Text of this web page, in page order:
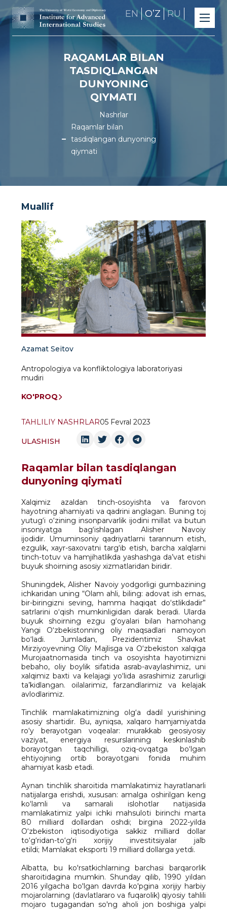
EN OʼZ RU
RAQAMLAR BILAN
TASDIQLANGAN
DUNYONING
QIYMATI
Nashrlar
Raqamlar bilan
tasdiqlangan dunyoning
qiymati
Muallif
Azamat Seitov
Antropologiya va konfliktologiya laboratoriyasi
mudiri
KO'PROQ
TAHLILIY NASHRLAR05 Fevral 2023
ULASHISH
Raqamlar bilan tasdiqlangan
dunyoning qiymati
Xalqimiz azaldan tinch-osoyishta va farovon
hayotning ahamiyati va qadrini anglagan. Buning toj
yutug‘i o‘zining insonparvarlik ijodini millat va butun
insoniyatga bag‘ishlagan Alisher Navoiy
ijodidir. Umuminsoniy qadriyatlarni tarannum etish,
ezgulik, xayr-saxovatni targ‘ib etish, barcha xalqlarni
tinch-totuv va hamjihatlikda yashashga da’vat etishi
buyuk shoirning asosiy xizmatlaridan biridir.
Shuningdek, Alisher Navoiy yodgorligi gumbazining
ichkaridan uning “Olam ahli, biling: adovat ish emas,
bir-biringizni seving, hamma haqiqat do‘stlikdadir”
satrlarini o‘qish mumkinligidan darak beradi. Ularda
buyuk shoirning ezgu g‘oyalari bilan hamohang
Yangi O‘zbekistonning oliy maqsadlari namoyon
bo‘ladi. Jumladan, Prezidentimiz Shavkat
Mirziyoyevning Oliy Majlisga va O‘zbekiston xalqiga
Murojaatnomasida tinch va osoyishta hayotimizni
bebaho, oliy boylik sifatida asrab-avaylashimiz, uni
xalqimiz baxti va kelajagi yo‘lida asrashimiz zarurligi
ta’kidlangan. oilalarimiz, farzandlarimiz va kelajak
avlodlarimiz.
Tinchlik mamlakatimizning olg‘a dadil yurishining
asosiy shartidir. Bu, ayniqsa, xalqaro hamjamiyatda
ro‘y berayotgan voqealar: murakkab geosiyosiy
vaziyat, energiya resurslarining keskinlashib
borayotgan taqchilligi, oziq-ovqatga bo‘lgan
ehtiyojning ortib borayotgani fonida muhim
ahamiyat kasb etadi.
Aynan tinchlik sharoitida mamlakatimiz hayratlanarli
natijalarga erishdi, xususan: amalga oshirilgan keng
ko‘lamli va samarali islohotlar natijasida
mamlakatimiz yalpi ichki mahsuloti birinchi marta
80 milliard dollardan oshdi; birgina 2022-yilda
O‘zbekiston iqtisodiyotiga sakkiz milliard dollar
to‘g‘ridan-to‘g‘ri xorijiy investitsiyalar jalb
etildi; Mamlakat eksporti 19 milliard dollarga yetdi.
Albatta, bu ko'rsatkichlarning barchasi barqarorlik
sharoitidagina mumkin. Shunday qilib, 1990 yildan
2016 yilgacha bo'lgan davrda ko'pgina xorijiy harbiy
mojarolarning (davlatlararo va fuqarolik) qiyosiy tahlili
mojaro tugagandan so'ng aholi jon boshiga yalpi